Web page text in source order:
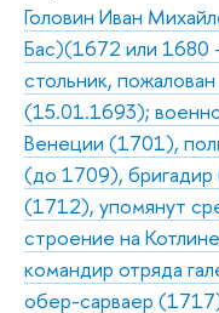
Головин Иван
Бас)(1672 или 1680
стольник,
(15.01.1693);
Венеции (1701),
(до 1709),
(1712), упомянут
строение на
командир отряда
обер-сарваер